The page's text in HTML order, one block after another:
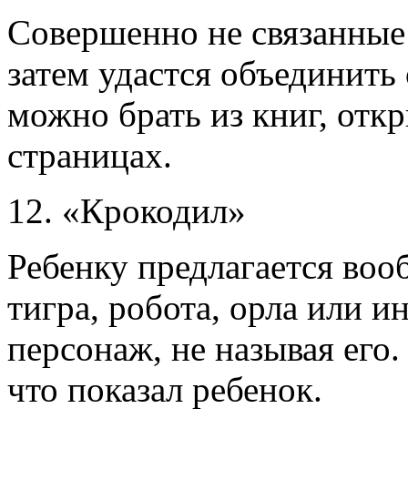
Совершенно не
затем удастся
можно брать из книг,
страницах.
12. «Крокодил»
Ребенку предлагается
тигра, робота, орла или
персонаж, не называя
что показал ребенок.